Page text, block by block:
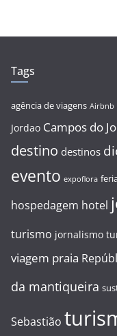
Tags
agência de viagens Airbnb
Jordao Campos do
destino destinos
evento expoflora
hospedagem hotel
turismo jornalismo
viagem praia
da mantiqueira
Sebastião